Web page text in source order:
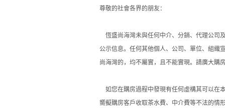
尊敬的社會各界的朋友：
恆盛尚海灣未與任何中介、分銷、代理公司
公示信息。任何其他個人、公司、單位、組織
尚海灣的，均不屬實，且不能實現。請廣大購
如您在購房過程中發現有任何虛構其可以在
嚮擬購房客戶收取茶水費、中介費等不法的情